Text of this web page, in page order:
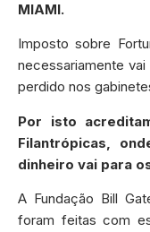
MIAMI.
Imposto sobre
necessariamente
perdido nos
Por isto
Filantrópicas,
dinheiro vai para
A Fundação Bill
foram feitas com